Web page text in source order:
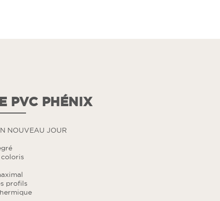
PVC PHÉNIX
NOUVEAU JOUR
profils